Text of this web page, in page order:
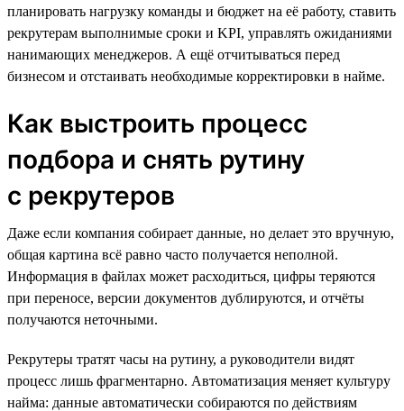
планировать нагрузку команды и бюджет на её работу, ставить
рекрутерам выполнимые сроки и KPI, управлять ожиданиями
нанимающих менеджеров. А ещё отчитываться перед
бизнесом и отстаивать необходимые корректировки в найме.
Как выстроить процесс
подбора и снять рутину
с рекрутеров
Даже если компания собирает данные, но делает это вручную,
общая картина всё равно часто получается неполной.
Информация в файлах может расходиться, цифры теряются
при переносе, версии документов дублируются, и отчёты
получаются неточными.
Рекрутеры тратят часы на рутину, а руководители видят
процесс лишь фрагментарно. Автоматизация меняет культуру
найма: данные автоматически собираются по действиям